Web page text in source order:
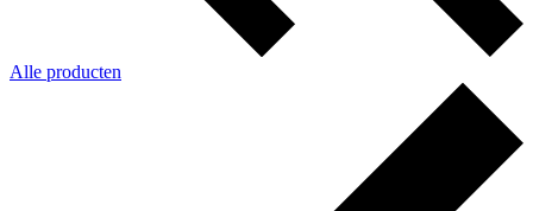
Alle producten